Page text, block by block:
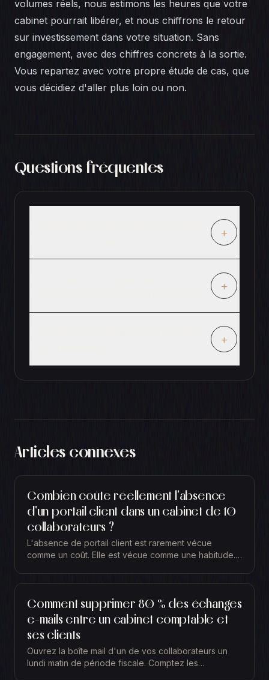
volumes réels, nous estimons les heures que votre
cabinet pourrait libérer, et nous chiffrons le retour
sur investissement dans votre situation. Sans
engagement, avec des chiffres concrets à la sortie.
Vous repartez avec votre propre étude de cas, que
vous décidiez d'aller plus loin ou non.
Questions fréquentes
+
+
+
Articles connexes
Combien coûte réellement l'absence
d'un portail client dans un cabinet de 10
collaborateurs ?
L'absence de portail client est rarement vécue
comme un coût. Elle est vécue comme une habitude.
Comment supprimer 80 % des échanges
e-mails entre un cabinet comptable et
ses clients
Ouvrez la boîte mail d'un de vos collaborateurs un
lundi matin de période fiscale. Comptez les